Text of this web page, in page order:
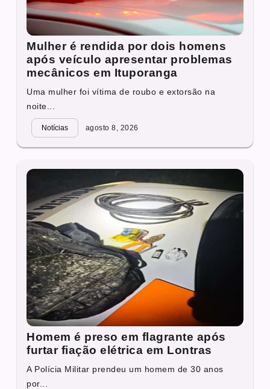
Mulher é rendida por dois homens
após veículo apresentar problemas
mecânicos em Ituporanga
Uma mulher foi vítima de roubo e extorsão na
noite...
Notícias agosto 8, 2026
Homem é preso em flagrante após
furtar fiação elétrica em Lontras
A Polícia Militar prendeu um homem de 30 anos
por...